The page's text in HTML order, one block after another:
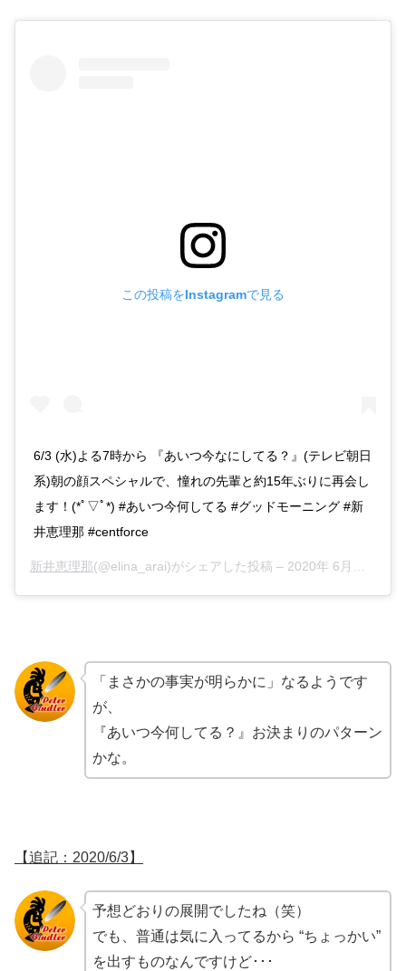
この投稿をInstagramで見る
6/3 (水)よる7時から 『あいつ今なにしてる？』(テレビ朝日
系)朝の顔スペシャルで、憧れの先輩と約15年ぶりに再会し
ます！(*ﾟ▽ﾟ*) #あいつ今何してる #グッドモーニング #新
井恵理那 #centforce
新井恵理那(@elina_arai)がシェアした投稿 – 2020年 6月月2日午後6時40分PDT
「まさかの事実が明らかに」なるようです
が、
『あいつ今何してる？』お決まりのパターン
かな。
【追記：2020/6/3】
予想どおりの展開でしたね（笑）
でも、普通は気に入ってるから “ちょっかい”
を出すものなんですけど･･･